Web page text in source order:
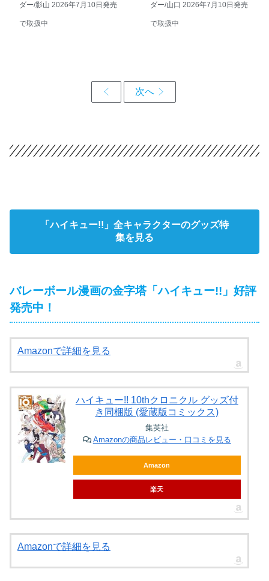
ダー/影山 2026年7月10日発売
で取扱中
ダー/山口 2026年7月10日発売
で取扱中
「ハイキュー!!」全キャラクターのグッズ特
集を見る
バレーボール漫画の金字塔「ハイキュー!!」好評
発売中！
Amazonで詳細を見る
ハイキュー!! 10thクロニクル グッズ付
き同梱版 (愛蔵版コミックス)
集英社
Amazonの商品レビュー・口コミを見る
Amazon
楽天
Amazonで詳細を見る